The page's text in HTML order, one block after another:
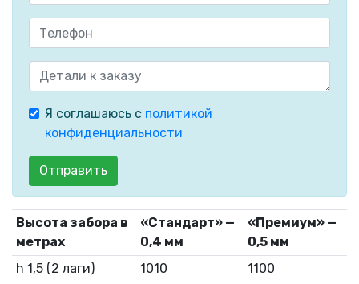
Я соглашаюсь с политикой
конфиденциальности
Отправить
Высота забора в
метрах
«Стандарт» —
0,4 мм
«Премиум» —
0,5 мм
h 1,5 (2 лаги)
1010
1100